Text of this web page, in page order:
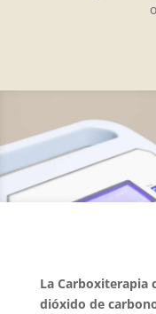
La Carboxiterapia
dióxido de